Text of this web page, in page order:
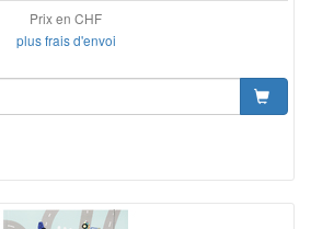
Prix en CHF
plus frais d'envoi